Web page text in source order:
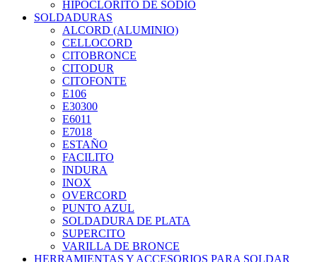
HIPOCLORITO DE SODIO
SOLDADURAS
ALCORD (ALUMINIO)
CELLOCORD
CITOBRONCE
CITODUR
CITOFONTE
E106
E30300
E6011
E7018
ESTAÑO
FACILITO
INDURA
INOX
OVERCORD
PUNTO AZUL
SOLDADURA DE PLATA
SUPERCITO
VARILLA DE BRONCE
HERRAMIENTAS Y ACCESORIOS PARA SOLDAR